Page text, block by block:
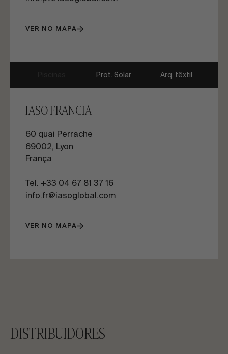
VER NO MAPA
Prot. Solar Arq. têxtil
IASO FRANCIA
60 quai Perrache
69002, Lyon
França
Tel. +33 04 67 81 37 16
info.fr@iasoglobal.com
VER NO MAPA
DISTRIBUIDORES